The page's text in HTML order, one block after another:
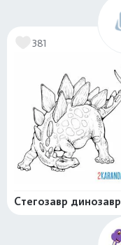
381
Стегозавр динозавр